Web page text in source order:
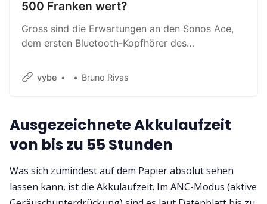
500 Franken wert?
Gross sind die Erwartungen an den Sonos Ace,
dem ersten Bluetooth-Kopfhörer des
in unserem Test.
vybe Bruno Rivas
Ausgezeichnete Akkulaufzeit
von bis zu 55 Stunden
Was sich zumindest auf dem Papier absolut sehen
lassen kann, ist die Akkulaufzeit. Im ANC-Modus (aktive